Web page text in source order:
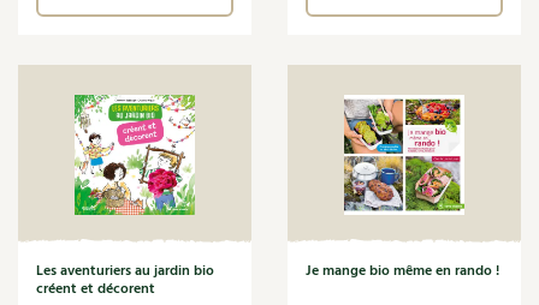
Les aventuriers au jardin bio
créent et décorent
Je mange bio même en rando !